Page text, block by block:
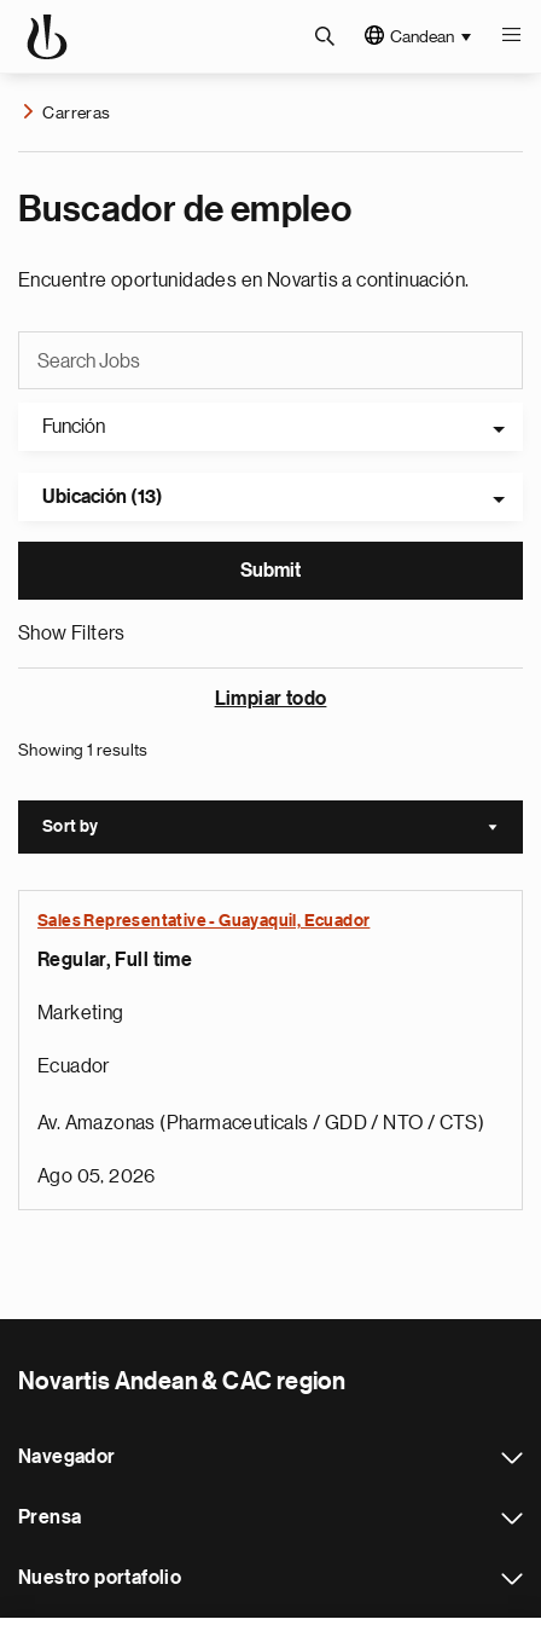
Candean
Carreras
Buscador de empleo
Encuentre oportunidades en Novartis a continuación.
Función
Ubicación (13)
Show Filters
Limpiar todo
Showing 1 results
Sort by Sort
Sales Representative - Guayaquil, Ecuador
Regular, Full time
Marketing
Ecuador
Av. Amazonas (Pharmaceuticals / GDD / NTO / CTS)
Ago 05, 2026
Novartis Andean & CAC region
Navegador
Prensa
Nuestro portafolio